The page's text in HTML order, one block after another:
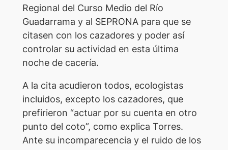
Regional del Curso Medio del Río
Guadarrama y al SEPRONA para que se
citasen con los cazadores y poder así
controlar su actividad en esta última
noche de cacería.
A la cita acudieron todos, ecologistas
incluidos, excepto los cazadores, que
prefirieron “actuar por su cuenta en otro
punto del coto”, como explica Torres.
Ante su incomparecencia y el ruido de los